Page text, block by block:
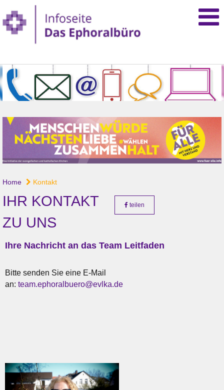
Home Kontakt
IHR KONTAKT
ZU UNS
teilen
Ihre Nachricht an das Team Leitfaden
Bitte senden Sie eine E-Mail
an: team.ephoralbuero@evlka.de